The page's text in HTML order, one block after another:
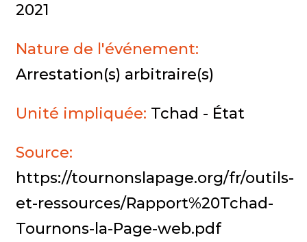
2021
Nature de l'événement:
Arrestation(s) arbitraire(s)
Unité impliquée: Tchad - État
Source:
https://tournonslapage.org/fr/outils-
et-ressources/Rapport%20Tchad-
Tournons-la-Page-web.pdf